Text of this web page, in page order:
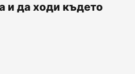
и да ходи където